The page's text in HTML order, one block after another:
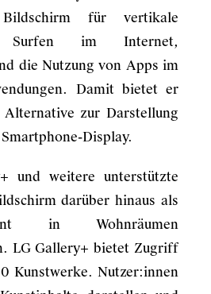
für vertikale
im Internet,
die Nutzung von Apps im
Damit bietet er
zur Darstellung
Display.
und weitere unterstützte
darüber hinaus als
in Wohnräumen
LG Gallery+ bietet Zugriff
Kunstwerke. Nutzer:innen